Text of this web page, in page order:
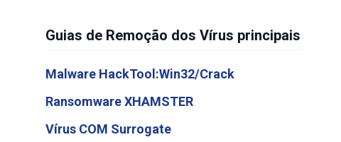
Guias de Remoção dos Vírus principais
Malware HackTool:Win32/Crack
Ransomware XHAMSTER
Vírus COM Surrogate